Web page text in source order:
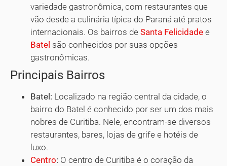
variedade gastronômica, com restaurantes que
vão desde a culinária típica do Paraná até pratos
internacionais. Os bairros de Santa Felicidade e
Batel são conhecidos por suas opções
gastronômicas.
Principais Bairros
Batel: Localizado na região central da cidade, o
bairro do Batel é conhecido por ser um dos mais
nobres de Curitiba. Nele, encontram-se diversos
restaurantes, bares, lojas de grife e hotéis de
luxo.
Centro: O centro de Curitiba é o coração da